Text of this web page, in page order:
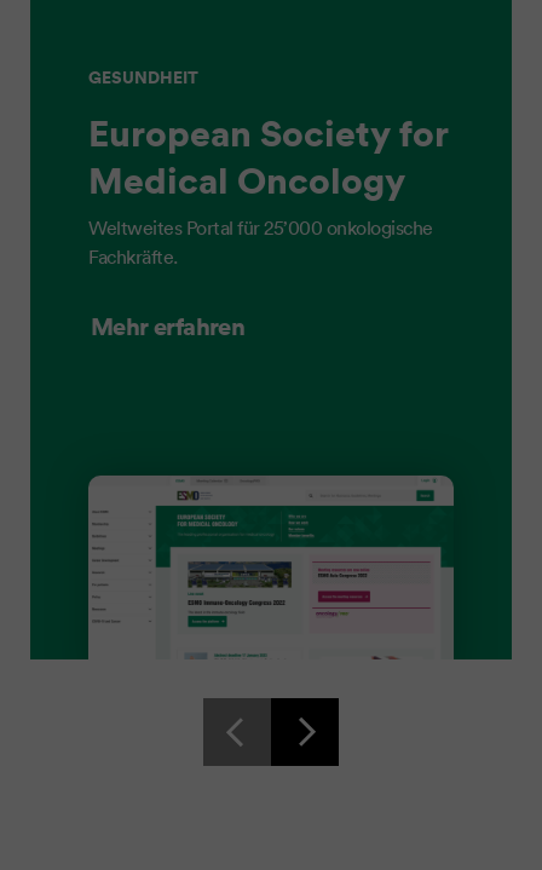
GESUNDHEIT
European Society for
Medical Oncology
Weltweites Portal für 25’000 onkologische
Fachkräfte.
Mehr erfahren